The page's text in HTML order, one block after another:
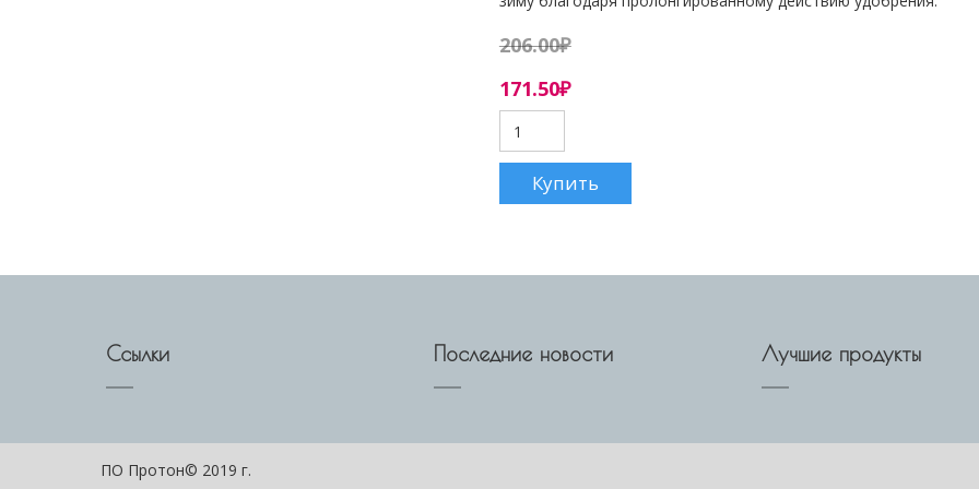
206.00₽
171.50₽
Ссылки Последние новости Лучшие продукты
ПО Протон© 2019 г.